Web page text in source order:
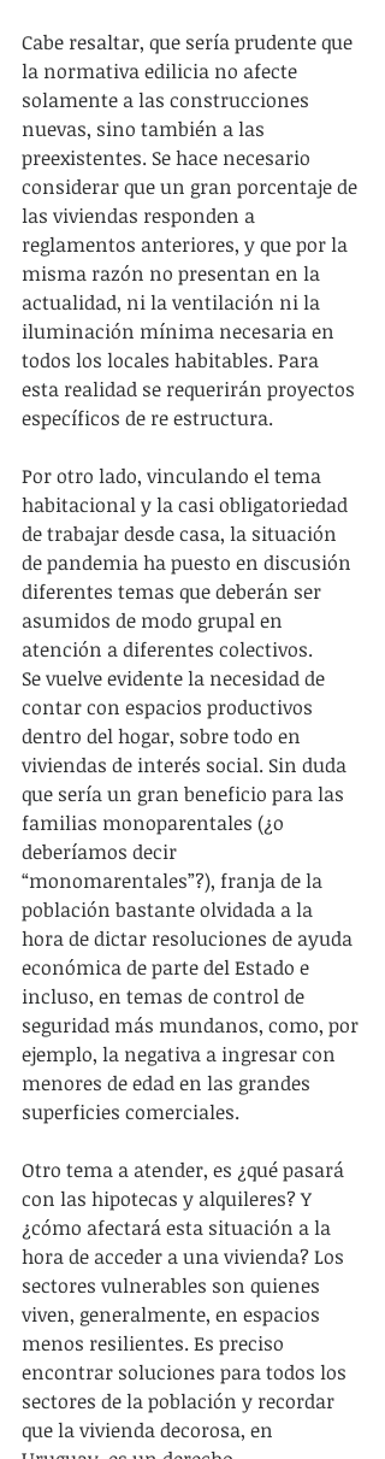
Cabe resaltar, que sería prudente que
la normativa edilicia no afecte
solamente a las construcciones
nuevas, sino también a las
preexistentes. Se hace necesario
considerar que un gran porcentaje de
las viviendas responden a
reglamentos anteriores, y que por la
misma razón no presentan en la
actualidad, ni la ventilación ni la
iluminación mínima necesaria en
todos los locales habitables. Para
esta realidad se requerirán proyectos
específicos de re estructura.
Por otro lado, vinculando el tema
habitacional y la casi obligatoriedad
de trabajar desde casa, la situación
de pandemia ha puesto en discusión
diferentes temas que deberán ser
asumidos de modo grupal en
atención a diferentes colectivos.
Se vuelve evidente la necesidad de
contar con espacios productivos
dentro del hogar, sobre todo en
viviendas de interés social. Sin duda
que sería un gran beneficio para las
familias monoparentales (¿o
deberíamos decir
“monomarentales”?), franja de la
población bastante olvidada a la
hora de dictar resoluciones de ayuda
económica de parte del Estado e
incluso, en temas de control de
seguridad más mundanos, como, por
ejemplo, la negativa a ingresar con
menores de edad en las grandes
superficies comerciales.
Otro tema a atender, es ¿qué pasará
con las hipotecas y alquileres? Y
¿cómo afectará esta situación a la
hora de acceder a una vivienda? Los
sectores vulnerables son quienes
viven, generalmente, en espacios
menos resilientes. Es preciso
encontrar soluciones para todos los
sectores de la población y recordar
que la vivienda decorosa, en